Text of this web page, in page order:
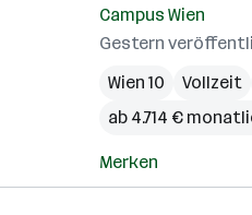
Campus Wien
Gestern
Wien 10
Vollzeit
ab 4.714 €
Merken